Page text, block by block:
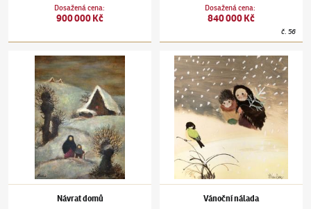
Dosažená cena:
900 000 Kč
Dosažená cena:
840 000 Kč
č.56
Jiří Trnka(1912–1969)Návrat domů
Návrat domů
Jiří Trnka(1912–1969)Vánoční nálada
Vánoční nálada